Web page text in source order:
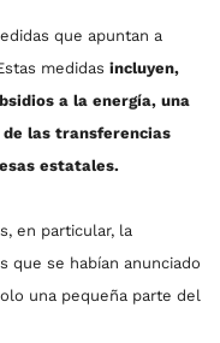
que apuntan a
medidas incluyen,
a la energía, una
las transferencias
estatales.
en particular, la
que se habían anunciado
una pequeña parte del